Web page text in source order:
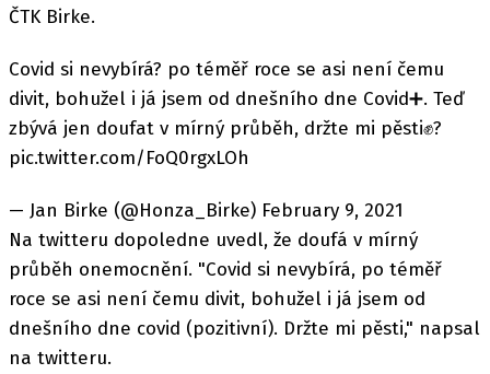
ČTK Birke.
Covid si nevybírá? po téměř roce se asi není čemu
divit, bohužel i já jsem od dnešního dne Covid➕. Teď
zbývá jen doufat v mírný průběh, držte mi pěsti✊?
pic.twitter.com/FoQ0rgxLOh
— Jan Birke (@Honza_Birke) February 9, 2021
Na twitteru dopoledne uvedl, že doufá v mírný
průběh onemocnění. "Covid si nevybírá, po téměř
roce se asi není čemu divit, bohužel i já jsem od
dnešního dne covid (pozitivní). Držte mi pěsti," napsal
na twitteru.